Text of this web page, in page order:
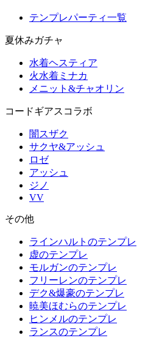
テンプレパーティ一覧
夏休みガチャ
水着ヘスティア
火水着ミナカ
メニット&チャオリン
コードギアスコラボ
闇スザク
サクヤ&アッシュ
ロゼ
アッシュ
ジノ
VV
その他
ラインハルトのテンプレ
虚のテンプレ
モルガンのテンプレ
フリーレンのテンプレ
デク&爆豪のテンプレ
暁美ほむらのテンプレ
ヒンメルのテンプレ
ランスのテンプレ